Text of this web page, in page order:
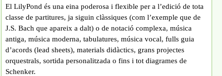
El LilyPond és una eina poderosa i flexible per a l’edició de tota
classe de partitures, ja siguin clàssiques (com l’exemple que de
J.S. Bach que apareix a dalt) o de notació complexa, música
antiga, música moderna, tabulatures, música vocal, fulls guia
d’acords (lead sheets), materials didàctics, grans projectes
orquestrals, sortida personalitzada o fins i tot diagrames de
Schenker.